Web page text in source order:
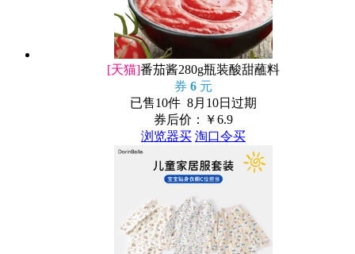
[天猫]番茄酱280g瓶装酸甜蘸料
券 6 元
已售10件 8月10日过期
券后价：￥6.9
浏览器买 淘口令买